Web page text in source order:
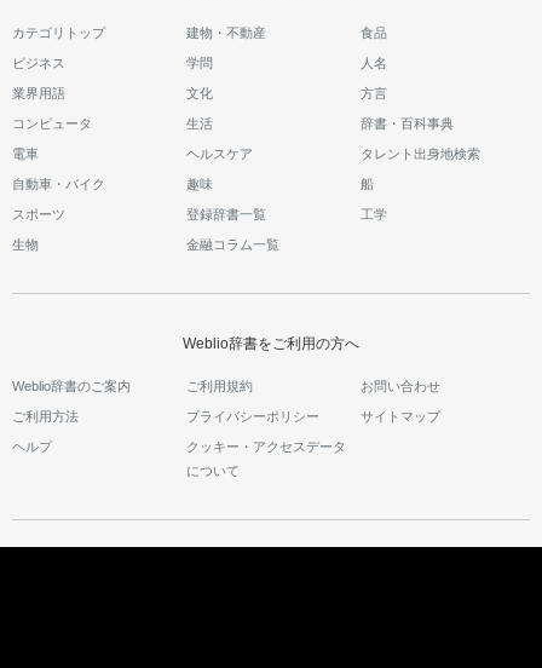
カテゴリトップ 建物・不動産 食品
ビジネス 学問 人名
業界用語 文化 方言
コンピュータ 生活 辞書・百科事典
電車 ヘルスケア タレント出身地検索
自動車・バイク 趣味 船
スポーツ 登録辞書一覧 工学
生物 金融コラム一覧
Weblio辞書をご利用の方へ
Weblio辞書のご案内 ご利用規約 お問い合わせ
ご利用方法 プライバシーポリシー サイトマップ
ヘルプ
クッキー・アクセスデータ
について